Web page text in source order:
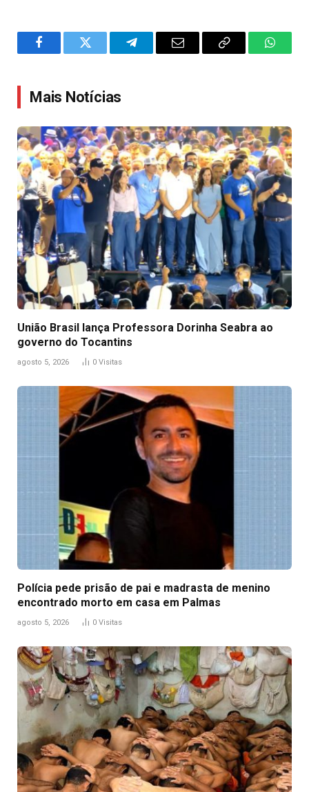
FacebookTwitter TelegramEmail
Copy
Mais Notícias
União Brasil lança Professora Dorinha Seabra ao
governo do Tocantins
agosto 5, 2026 0 Visitas
Polícia pede prisão de pai e madrasta de menino
encontrado morto em casa em Palmas
agosto 5, 2026 0 Visitas